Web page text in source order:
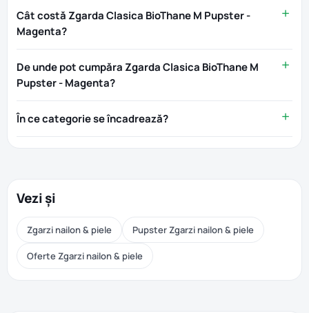
Cât costă Zgarda Clasica BioThane M Pupster -
Magenta?
De unde pot cumpăra Zgarda Clasica BioThane M
Pupster - Magenta?
În ce categorie se încadrează?
Vezi și
Zgarzi nailon & piele Pupster Zgarzi nailon & piele
Oferte Zgarzi nailon & piele